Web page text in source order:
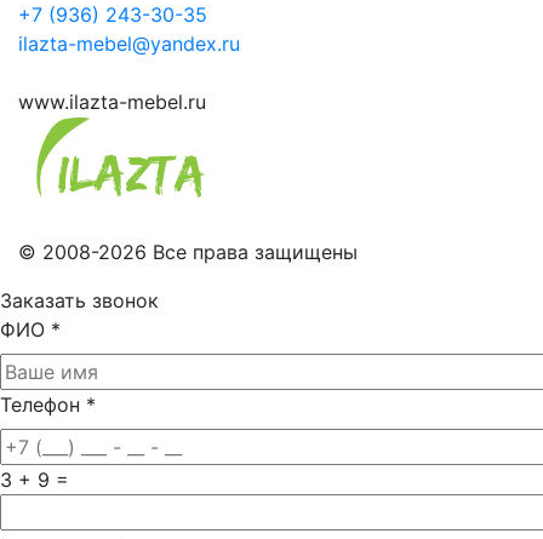
+7 (936) 243-30-35
ilazta-mebel@yandex.ru
www.ilazta-mebel.ru
© 2008-2026 Все права защищены
Заказать звонок
ФИО *
Телефон *
3 + 9 =